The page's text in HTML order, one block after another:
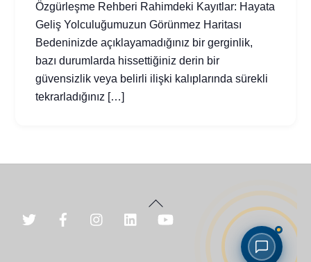
Özgürleşme Rehberi Rahimdeki Kayıtlar: Hayata
Geliş Yolculuğumuzun Görünmez Haritası
Bedeninizde açıklayamadığınız bir gerginlik,
bazı durumlarda hissettiğiniz derin bir
güvensizlik veya belirli ilişki kalıplarında sürekli
tekrarladığınız […]
Back
To